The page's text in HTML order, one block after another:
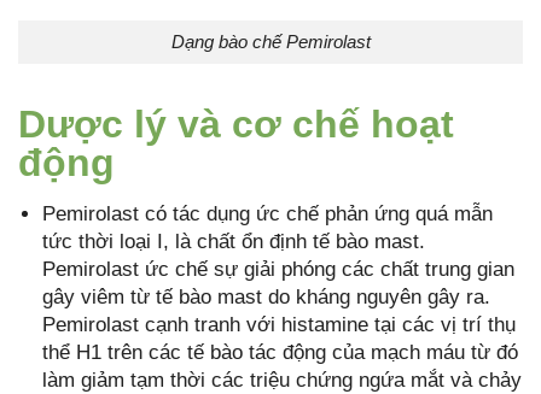
Dạng bào chế Pemirolast
Dược lý và cơ chế hoạt
động
Pemirolast có tác dụng ức chế phản ứng quá mẫn
tức thời loại I, là chất ổn định tế bào mast.
Pemirolast ức chế sự giải phóng các chất trung gian
gây viêm từ tế bào mast do kháng nguyên gây ra.
Pemirolast cạnh tranh với histamine tại các vị trí thụ
thể H1 trên các tế bào tác động của mạch máu từ đó
làm giảm tạm thời các triệu chứng ngứa mắt và chảy